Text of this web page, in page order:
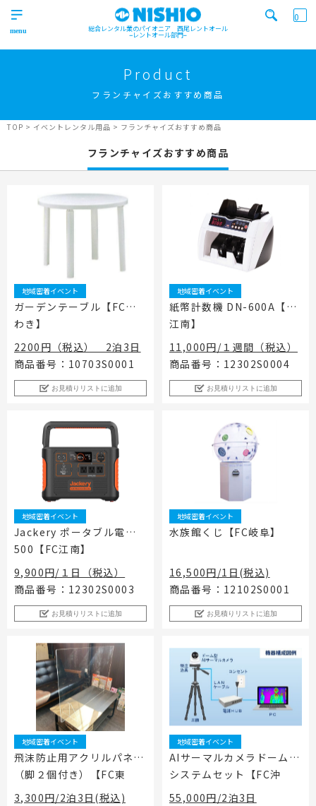
総合レンタル業のパイオニア 西尾レントオール
レントオール部門
Product
Business
屋内イベント事業
トレーラーハウス事業
Trailer house business
工事用テント・テント倉庫事業
Construction tent / tent warehouse business
木造モジュール事業
Wooden module business
地面養生事業
Ground curing business
映像・中継機機レンタル事業
Video / relay equipment rental business
地域密着イベント
Community-based event business
キッズ・アミューズメント事業
フランチャイズ事業
Franchise business
まちづくり事業
ニュース
News
ブログ
Blog
協賛実績
Sponsorships
レンタルシステム
Guidance
レンタルシステムのご案内
Guidance
ご利用規約
Privacy policy
プロセス
Process
イベント会場の設営／施工について
Event Set Up
Company
個人情報保護方針
Privacy policy
お問合せ
Contact
0
実績
商品 ニュース/ブログ
キーワード検索
Product
フランチャイズおすすめ商品
TOP > イベントレンタル用品 > フランチャイズおすすめ商品
フランチャイズおすすめ商品
地域密着イベント
ガーデンテーブル【FCい
わき】
2200円（税込） 2泊3日
商品番号：10703S0001
お見積りリストに追加
地域密着イベント
紙幣計数機 DN-600A【FC
江南】
11,000円/１週間（税込）
商品番号：12302S0004
お見積りリストに追加
地域密着イベント
Jackery ポータブル電源 1
500【FC江南】
9,900円/１日（税込）
商品番号：12302S0003
お見積りリストに追加
地域密着イベント
水族館くじ【FC岐阜】
16,500円/1日(税込)
商品番号：12102S0001
お見積りリストに追加
地域密着イベント
飛沫防止用アクリルパネル
（脚２個付き）【FC東
葛】
3,300円/2泊3日(税込)
地域密着イベント
AIサーマルカメラドーム型
システムセット【FC沖
縄】
55,000円/2泊3日